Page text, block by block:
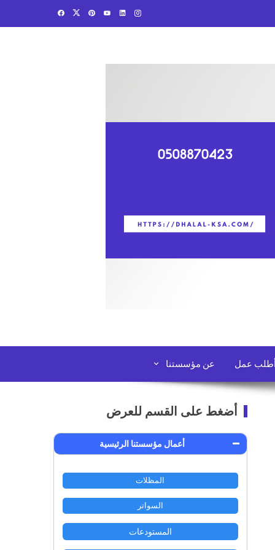
أطلب عمل عن مؤسستنا
أضغط على القسم للعرض
أعمال مؤسستنا الرئيسية
المظلات
السواتر
المستودعات